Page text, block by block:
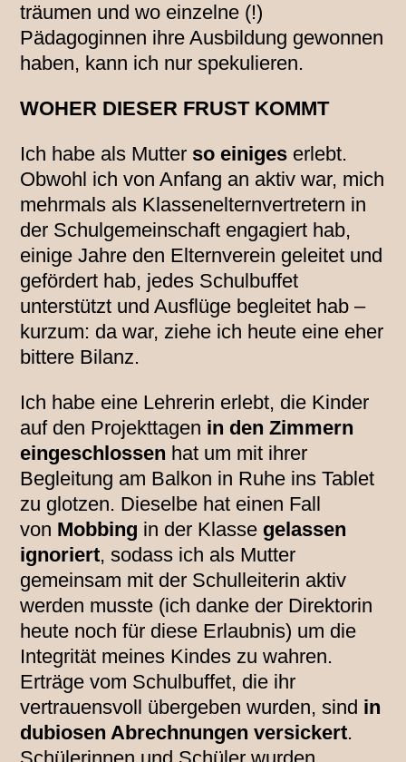
träumen und wo einzelne (!)
Pädagoginnen ihre Ausbildung gewonnen
haben, kann ich nur spekulieren.
WOHER DIESER FRUST KOMMT
Ich habe als Mutter so einiges erlebt.
Obwohl ich von Anfang an aktiv war, mich
mehrmals als Klassenelternvertretern in
der Schulgemeinschaft engagiert hab,
einige Jahre den Elternverein geleitet und
gefördert hab, jedes Schulbuffet
unterstützt und Ausflüge begleitet hab –
kurzum: da war, ziehe ich heute eine eher
bittere Bilanz.
Ich habe eine Lehrerin erlebt, die Kinder
auf den Projekttagen in den Zimmern
eingeschlossen hat um mit ihrer
Begleitung am Balkon in Ruhe ins Tablet
zu glotzen. Dieselbe hat einen Fall
von Mobbing in der Klasse gelassen
ignoriert, sodass ich als Mutter
gemeinsam mit der Schulleiterin aktiv
werden musste (ich danke der Direktorin
heute noch für diese Erlaubnis) um die
Integrität meines Kindes zu wahren.
Erträge vom Schulbuffet, die ihr
vertrauensvoll übergeben wurden, sind in
dubiosen Abrechnungen versickert.